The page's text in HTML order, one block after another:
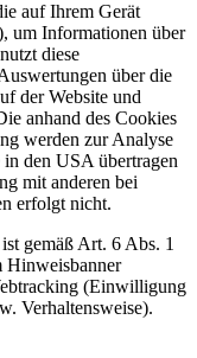
auf Ihrem Gerät
um Informationen über
diese
über die
der Website und
anhand des Cookies
werden zur Analyse
den USA übertragen
mit anderen bei
erfolgt nicht.
gemäß Art. 6 Abs. 1
(Einwilligung
Verhaltensweise).